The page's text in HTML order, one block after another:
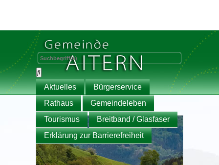
Aktuelles
Bürgerservice
Rathaus
Gemeindeleben
Tourismus
Breitband / Glasfaser
Erklärung zur Barrierefreiheit